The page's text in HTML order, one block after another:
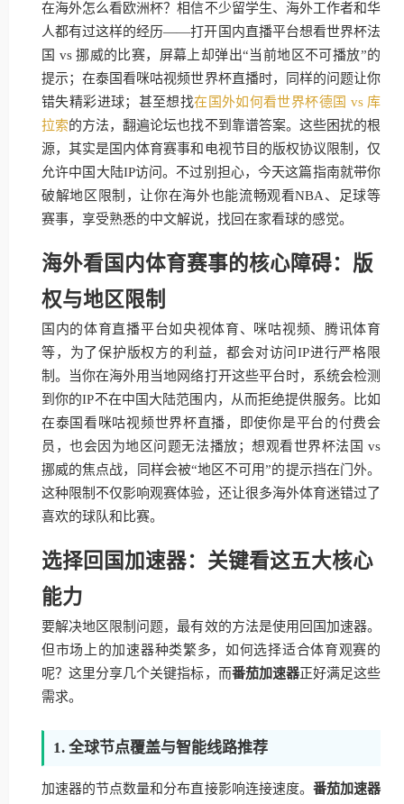
在海外怎么看欧洲杯？相信不少留学生、海外工作者和华
人都有过这样的经历——打开国内直播平台想看世界杯法
国 vs 挪威的比赛，屏幕上却弹出“当前地区不可播放”的
提示；在泰国看咪咕视频世界杯直播时，同样的问题让你
错失精彩进球；甚至想找在国外如何看世界杯德国 vs 库
拉索的方法，翻遍论坛也找不到靠谱答案。这些困扰的根
源，其实是国内体育赛事和电视节目的版权协议限制，仅
允许中国大陆IP访问。不过别担心，今天这篇指南就带你
破解地区限制，让你在海外也能流畅观看NBA、足球等
赛事，享受熟悉的中文解说，找回在家看球的感觉。
海外看国内体育赛事的核心障碍：版
权与地区限制
国内的体育直播平台如央视体育、咪咕视频、腾讯体育
等，为了保护版权方的利益，都会对访问IP进行严格限
制。当你在海外用当地网络打开这些平台时，系统会检测
到你的IP不在中国大陆范围内，从而拒绝提供服务。比如
在泰国看咪咕视频世界杯直播，即使你是平台的付费会
员，也会因为地区问题无法播放；想观看世界杯法国 vs
挪威的焦点战，同样会被“地区不可用”的提示挡在门外。
这种限制不仅影响观赛体验，还让很多海外体育迷错过了
喜欢的球队和比赛。
选择回国加速器：关键看这五大核心
能力
要解决地区限制问题，最有效的方法是使用回国加速器。
但市场上的加速器种类繁多，如何选择适合体育观赛的
呢？这里分享几个关键指标，而番茄加速器正好满足这些
需求。
1. 全球节点覆盖与智能线路推荐
加速器的节点数量和分布直接影响连接速度。 番茄加速器